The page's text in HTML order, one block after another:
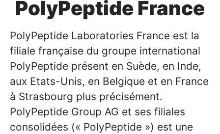
PolyPeptide France
PolyPeptide Laboratories France est la
filiale française du groupe international
PolyPeptide présent en Suède, en Inde,
aux Etats-Unis, en Belgique et en France
à Strasbourg plus précisément.
PolyPeptide Group AG et ses filiales
consolidées (« PolyPeptide ») est une